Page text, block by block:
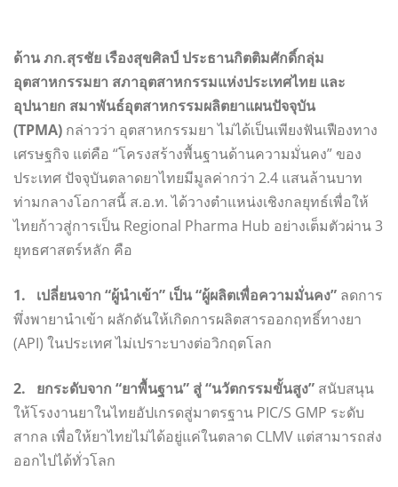
ด้าน ภก.สุรชัย เรืองสุขศิลป์ ประธานกิตติมศักดิ์กลุ่ม
อุตสาหกรรมยา สภาอุตสาหกรรมแห่งประเทศไทย และ
อุปนายก สมาพันธ์อุตสาหกรรมผลิตยาแผนปัจจุบัน
(TPMA) กล่าวว่า อุตสาหกรรมยา ไม่ได้เป็นเพียงฟันเฟืองทาง
เศรษฐกิจ แต่คือ “โครงสร้างพื้นฐานด้านความมั่นคง” ของ
ประเทศ ปัจจุบันตลาดยาไทยมีมูลค่ากว่า 2.4 แสนล้านบาท
ท่ามกลางโอกาสนี้ ส.อ.ท. ได้วางตำแหน่งเชิงกลยุทธ์เพื่อให้
ไทยก้าวสู่การเป็น Regional Pharma Hub อย่างเต็มตัวผ่าน 3
ยุทธศาสตร์หลัก คือ
1. เปลี่ยนจาก “ผู้นำเข้า” เป็น “ผู้ผลิตเพื่อความมั่นคง” ลดการ
พึ่งพายานำเข้า ผลักดันให้เกิดการผลิตสารออกฤทธิ์ทางยา
(API) ในประเทศ ไม่เปราะบางต่อวิกฤตโลก
2. ยกระดับจาก “ยาพื้นฐาน” สู่ “นวัตกรรมขั้นสูง” สนับสนุน
ให้โรงงานยาในไทยอัปเกรดสู่มาตรฐาน PIC/S GMP ระดับ
สากล เพื่อให้ยาไทยไม่ได้อยู่แค่ในตลาด CLMV แต่สามารถส่ง
ออกไปได้ทั่วโลก